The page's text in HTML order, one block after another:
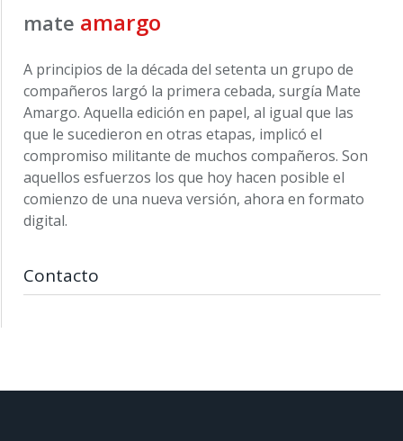
mate amargo
A principios de la década del setenta un grupo de
compañeros largó la primera cebada, surgía Mate
Amargo. Aquella edición en papel, al igual que las
que le sucedieron en otras etapas, implicó el
compromiso militante de muchos compañeros. Son
aquellos esfuerzos los que hoy hacen posible el
comienzo de una nueva versión, ahora en formato
digital.
Contacto